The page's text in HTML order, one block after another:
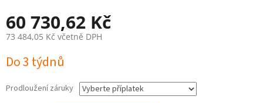
60 730,62 Kč
73 484,05 Kč včetně DPH
cena:
Do 3 týdnů
Prodloužení záruky